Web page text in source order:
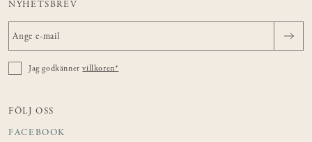
NYHETSBREV
Jag godkännervillkoren*
FÖLJ OSS
FACEBOOK